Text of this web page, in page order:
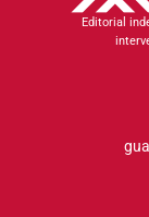
Editorial